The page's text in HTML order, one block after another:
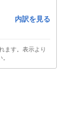
内訳を見る
ます。表示より